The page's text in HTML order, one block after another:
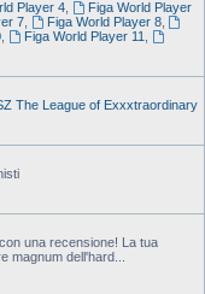
Player 4,
Figa World Player
7, Figa World Player 8,
, Figa World Player 11
The League of Exxxtraordinary
una recensione! La tua
magnum dell'hard...